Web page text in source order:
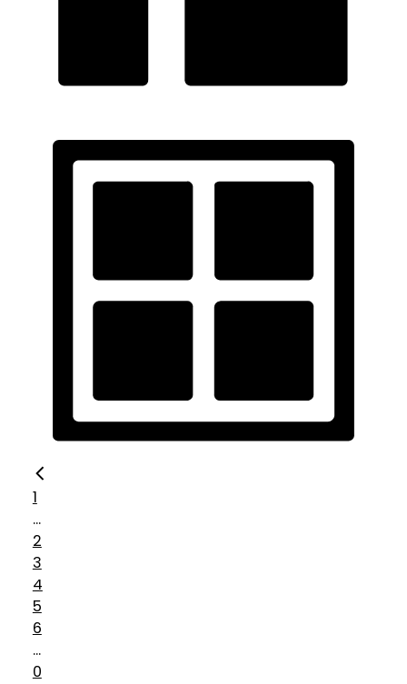
1
...
2
3
4
5
6
...
0